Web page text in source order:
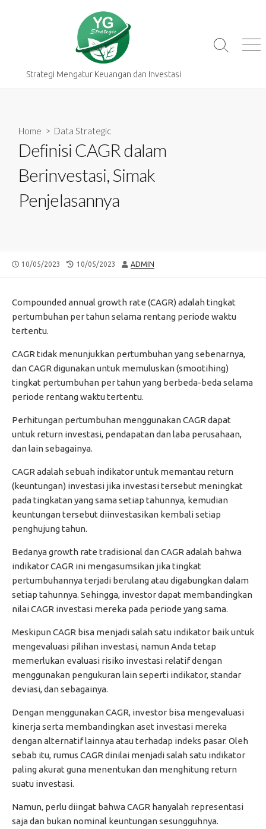
Strategi Mengatur Keuangan dan Investasi
Search
Home > Data Strategic
Definisi CAGR dalam
Berinvestasi, Simak
Penjelasannya
PUBLISHED
10/05/2023
LAST
10/05/2023 AUTHOR
ADMIN
Compounded annual growth rate (CAGR) adalah tingkat
pertumbuhan per tahun selama rentang periode waktu
tertentu.
CAGR tidak menunjukkan pertumbuhan yang sebenarnya,
dan CAGR digunakan untuk memuluskan (smootihing)
tingkat pertumbuhan per tahun yang berbeda-beda selama
periode rentang waktu tertentu.
Perhitungan pertumbuhan menggunakan CAGR dapat
untuk return investasi, pendapatan dan laba perusahaan,
dan lain sebagainya.
CAGR adalah sebuah indikator untuk memantau return
(keuntungan) investasi jika investasi tersebut meningkat
pada tingkatan yang sama setiap tahunnya, kemudian
keuntungan tersebut diinvestasikan kembali setiap
penghujung tahun.
Bedanya growth rate tradisional dan CAGR adalah bahwa
indikator CAGR ini mengasumsikan jika tingkat
pertumbuhannya terjadi berulang atau digabungkan dalam
setiap tahunnya. Sehingga, investor dapat membandingkan
nilai CAGR investasi mereka pada periode yang sama.
Meskipun CAGR bisa menjadi salah satu indikator baik untuk
mengevaluasi pilihan investasi, namun Anda tetap
memerlukan evaluasi risiko investasi relatif dengan
menggunakan pengukuran lain seperti indikator, standar
deviasi, dan sebagainya.
Dengan menggunakan CAGR, investor bisa mengevaluasi
kinerja serta membandingkan aset investasi mereka
dengan alternatif lainnya atau terhadap indeks pasar. Oleh
sebab itu, rumus CAGR dinilai menjadi salah satu indikator
paling akurat guna menentukan dan menghitung return
suatu investasi.
Namun, perlu diingat bahwa CAGR hanyalah representasi
saja dan bukan nominal keuntungan sesungguhnya.